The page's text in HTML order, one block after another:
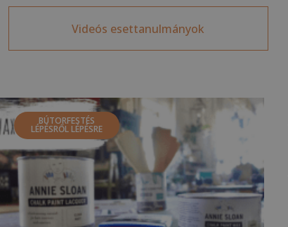
Videós esettanulmányok
BÚTORFESTÉS
LÉPÉSRŐL LÉPÉSRE